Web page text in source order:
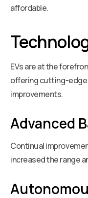
affordable.
EVs are at the
offering cutting-
improvements.
Advanced
Continual
increased the range